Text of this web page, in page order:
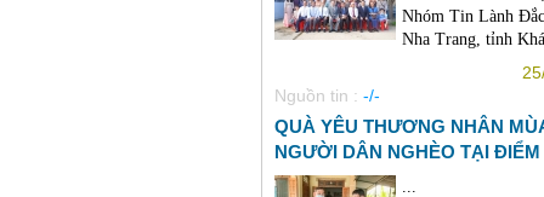
Nhóm Tin Lành
Nha Trang, tỉnh
Nguồn tin : -/-
QUÀ YÊU THƯƠNG NHÂN
NGƯỜI DÂN NGHÈO TẠI
...